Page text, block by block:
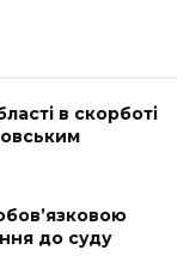
в скорботі
до суду